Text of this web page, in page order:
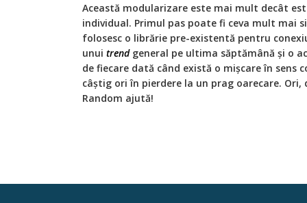
Această modularizare este mai mult decât
individual. Primul pas poate fi ceva mult mai
folosesc o librărie pre-existentă pentru
unui trendgeneral pe ultima săptămână și o
de fiecare dată când există o mișcare în sens
câștig ori în pierdere la un prag oarecare.
Random ajută!